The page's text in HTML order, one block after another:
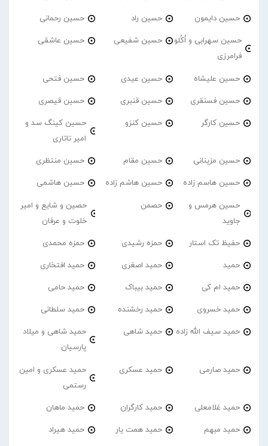
حسین دایمون حسین راد حسین رحمانی
حسین سهرابی و اُکُلو
فرامرزی
حسین شفیعی حسین عاشقی
حسین علیشاه حسین عیدی حسین فتحی
حسین فسنقری حسین قنبری حسین قیصری
حسین کارگر حسین کنزو
حسین کینگ سد و
امیر تاتاری
حسین مزینانی حسین مقام حسین منتظری
حسین هاسم زاده حسین هاشم زاده حسین هاشمی
حسین هرمس و
جاوید
حصمن
حصین و شایع و امیر
خلوت و عرفان
حفیظ تک استار حمزه رشیدی حمزه محمدی
حمید حمید اصغری حمید افتخاری
حمید ام کی حمید بیباک حمید حامی
حمید خسروی حمید رخشنده حمید سلطانی
حمید سیف الله زاده حمید شاهی
حمید شاهی و میلاد
پارسیان
حمید صارمی حمید عسکری
حمید عسکری و امین
رستمی
حمید غلامعلی حمید کارگران حمید ماهان
حمید مبهم حمید همت یار حمید هیراد